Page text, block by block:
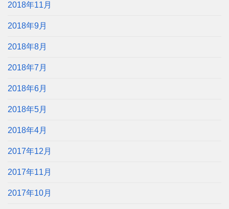
2018年11月
2018年9月
2018年8月
2018年7月
2018年6月
2018年5月
2018年4月
2017年12月
2017年11月
2017年10月